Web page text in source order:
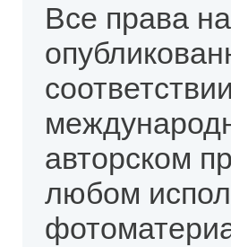
Все права
авторском
любом